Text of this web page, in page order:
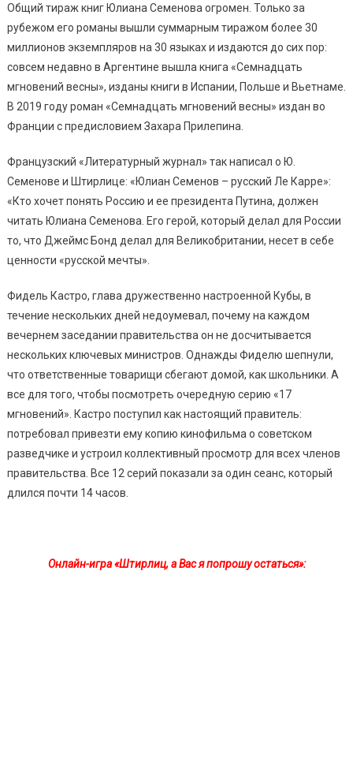
Общий тираж книг Юлиана Семенова огромен. Только за
рубежом его романы вышли суммарным тиражом более 30
миллионов экземпляров на 30 языках и издаются до сих пор:
совсем недавно в Аргентине вышла книга «Семнадцать
мгновений весны», изданы книги в Испании, Польше и Вьетнаме.
В 2019 году роман «Семнадцать мгновений весны» издан во
Франции с предисловием Захара Прилепина.
Французский «Литературный журнал» так написал о Ю.
Семенове и Штирлице: «Юлиан Семенов – русский Ле Карре»:
«Кто хочет понять Россию и ее президента Путина, должен
читать Юлиана Семенова. Его герой, который делал для России
то, что Джеймс Бонд делал для Великобритании, несет в себе
ценности «русской мечты».
Фидель Кастро, глава дружественно настроенной Кубы, в
течение нескольких дней недоумевал, почему на каждом
вечернем заседании правительства он не досчитывается
нескольких ключевых министров. Однажды Фиделю шепнули,
что ответственные товарищи сбегают домой, как школьники. А
все для того, чтобы посмотреть очередную серию «17
мгновений». Кастро поступил как настоящий правитель:
потребовал привезти ему копию кинофильма о советском
разведчике и устроил коллективный просмотр для всех членов
правительства. Все 12 серий показали за один сеанс, который
длился почти 14 часов.
Онлайн-игра «Штирлиц, а Вас я попрошу остаться»: